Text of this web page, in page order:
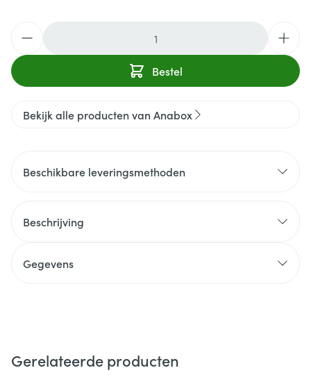
Bestel
Bekijk alle producten van Anabox
Beschikbare leveringsmethoden
Beschrijving
Gegevens
Gerelateerde producten